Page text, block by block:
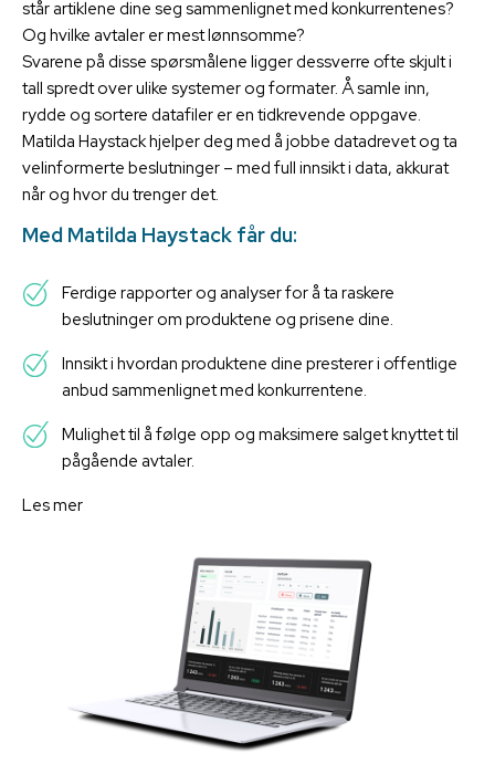
står artiklene dine seg sammenlignet med konkurrentenes?
Og hvilke avtaler er mest lønnsomme?
Svarene på disse spørsmålene ligger dessverre ofte skjult i
tall spredt over ulike systemer og formater. Å samle inn,
rydde og sortere datafiler er en tidkrevende oppgave.
Matilda Haystack hjelper deg med å jobbe datadrevet og ta
velinformerte beslutninger – med full innsikt i data, akkurat
når og hvor du trenger det.
Med Matilda Haystack får du:
Ferdige rapporter og analyser for å ta raskere
beslutninger om produktene og prisene dine.
Innsikt i hvordan produktene dine presterer i offentlige
anbud sammenlignet med konkurrentene.
Mulighet til å følge opp og maksimere salget knyttet til
pågående avtaler.
Les mer